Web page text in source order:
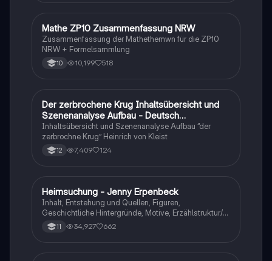
Mathe
Mathe ZP10 Zusammenfassung NRW
Zusammenfassung der Mathethemwn für die ZP10
NRW + Formelsammlung
10 10,199 518
Deutsch
Der zerbrochene Krug Inhaltsübersicht und
Szenenanalyse Aufbau - Deutsch
Q1/Q2/Abitur
Inhaltsübersicht und Szenenanalyse Aufbau “der
zerbrochne Krug” Heinrich von Kleist
12 7,409 124
Deutsch
Heimsuchung - Jenny Erpenbeck
Inhalt, Entstehung und Quellen, Figuren,
Geschichtliche Hintergründe, Motive, Erzählstruktur/-
stil 11 34,927 662